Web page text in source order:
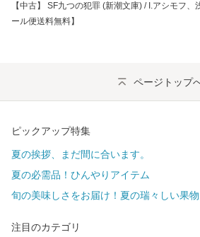
【中古】 SF九つの犯罪 (新潮文庫) / I.アシモフ、
ール便送料無料】
ページトップ
ピックアップ特集
夏の挨拶、まだ間に合います。
夏の必需品！ひんやりアイテム
旬の美味しさをお届け！夏の瑞々しい果物
注目のカテゴリ